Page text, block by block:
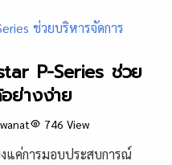
P-Series ช่วย
ย่างง่าย
746 View
แค่การมอบประสบการณ์